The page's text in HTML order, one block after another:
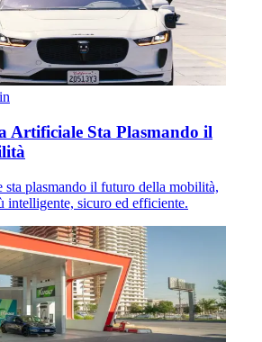
Artificiale Sta Plasmando il
plasmando il futuro della mobilità,
intelligente, sicuro ed efficiente.